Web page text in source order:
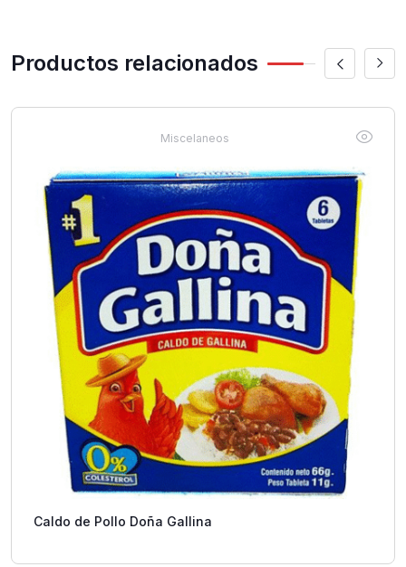
Productos relacionados
Miscelaneos
Caldo de Pollo Doña Gallina